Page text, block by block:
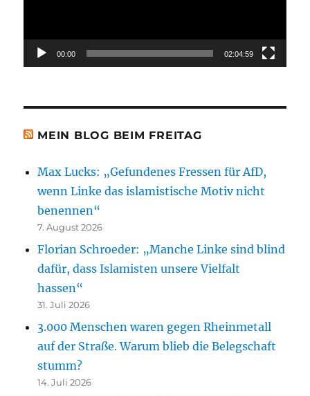
00:00 02:04:59
MEIN BLOG BEIM FREITAG
Max Lucks: „Gefundenes Fressen für AfD,
wenn Linke das islamistische Motiv nicht
benennen“
7. August 2026
Florian Schroeder: „Manche Linke sind blind
dafür, dass Islamisten unsere Vielfalt
hassen“
31. Juli 2026
3.000 Menschen waren gegen Rheinmetall
auf der Straße. Warum blieb die Belegschaft
stumm?
14. Juli 2026